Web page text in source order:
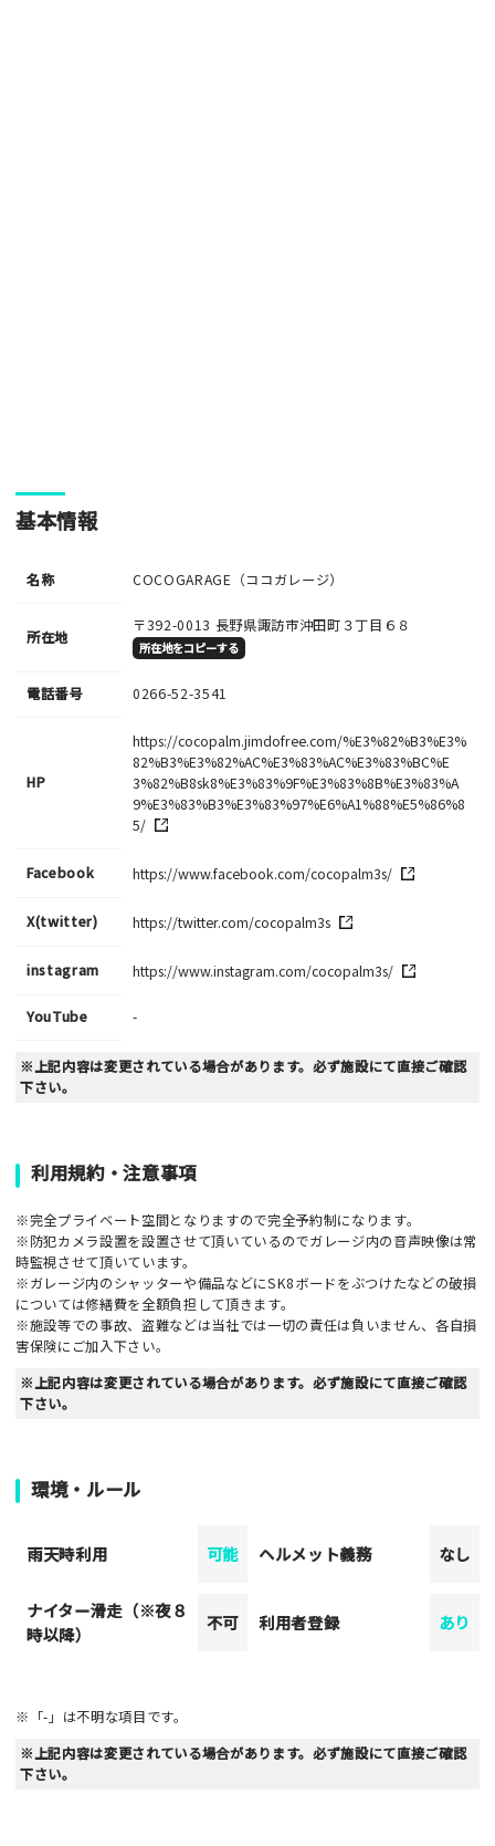
基本情報
名称 COCOGARAGE（ココガレージ）
所在地
〒392-0013 長野県諏訪市沖田町３丁目６８
所在地をコピーする
電話番号 0266-52-3541
HP
https://cocopalm.jimdofree.com/%E3%82%B3%E3%
82%B3%E3%82%AC%E3%83%AC%E3%83%BC%E
3%82%B8sk8%E3%83%9F%E3%83%8B%E3%83%A
9%E3%83%B3%E3%83%97%E6%A1%88%E5%86%8
5/
Facebook https://www.facebook.com/cocopalm3s/
X(twitter) https://twitter.com/cocopalm3s
instagram https://www.instagram.com/cocopalm3s/
YouTube -
※上記内容は変更されている場合があります。必ず施設にて直接ご確認
下さい。
利用規約・注意事項
※完全プライベート空間となりますので完全予約制になります。
※防犯カメラ設置を設置させて頂いているのでガレージ内の音声映像は常
時監視させて頂いています。
※ガレージ内のシャッターや備品などにSK8ボードをぶつけたなどの破損
については修繕費を全額負担して頂きます。
※施設等での事故、盗難などは当社では一切の責任は負いません、各自損
害保険にご加入下さい。
※上記内容は変更されている場合があります。必ず施設にて直接ご確認
下さい。
環境・ルール
雨天時利用 可能 ヘルメット義務 なし
ナイター滑走（※夜８
時以降）
不可 利用者登録 あり
※「-」は不明な項目です。
※上記内容は変更されている場合があります。必ず施設にて直接ご確認
下さい。